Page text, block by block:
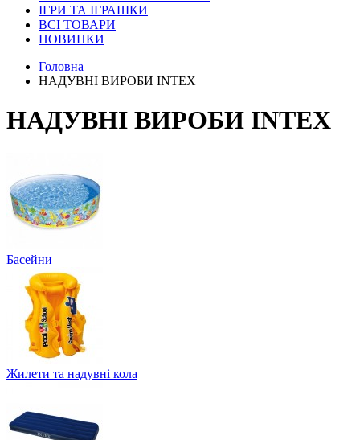
ІГРИ ТА ІГРАШКИ
ВСІ ТОВАРИ
НОВИНКИ
Головна
НАДУВНІ ВИРОБИ INTEX
НАДУВНІ ВИРОБИ INTEX
Басейни
Жилети та надувні кола